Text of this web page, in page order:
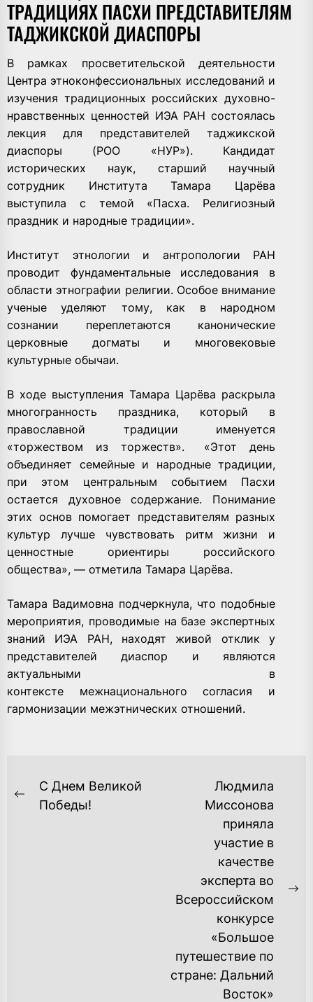
ТРАДИЦИЯХ ПАСХИ ПРЕДСТАВИТЕЛЯМ
ТАДЖИКСКОЙ ДИАСПОРЫ
В рамках просветительской деятельности
Центра этноконфессиональных исследований и
изучения традиционных российских духовно-
нравственных ценностей ИЭА РАН состоялась
лекция для представителей таджикской
диаспоры (РОО «НУР»). Кандидат
исторических наук, старший научный
сотрудник ИнститутаТамара Царёва
выступила с темой «Пасха. Религиозный
праздник и народные традиции».
Институт этнологии и антропологии РАН
проводит фундаментальные исследования в
области этнографии религии. Особое внимание
ученые уделяют тому, как в народном
сознании переплетаются канонические
церковные догматы и многовековые
культурные обычаи.
В ходе выступления Тамара Царёва раскрыла
многогранность праздника, который в
православной традиции именуется
«торжеством из торжеств».
«Этот день
объединяет семейные и народные традиции,
при этом центральным событием Пасхи
остается духовное содержание. Понимание
этих основ помогает представителям разных
культур лучше чувствовать ритм жизни и
ценностные ориентиры российского
общества», — отметила Тамара Царёва.
Тамара Вадимовна подчеркнула, что подобные
мероприятия, проводимые на базе экспертных
знаний ИЭА РАН, находят живой отклик у
представителей диаспор и являются
актуальными в
контексте межнационального согласия и
гармонизации межэтнических отношений.
НАВИГАЦИЯ
Previous
С Днем Великой
Победы!
Людмила
Миссонова
приняла
участие в
качестве
эксперта во
Всероссийском
конкурсе
«Большое
путешествие по
стране: Дальний
Восток»